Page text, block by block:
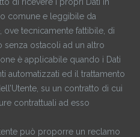
comune e leggibile da
ove tecnicamente fattibile, di
senza ostacoli ad un altro
è applicabile quando i Dati
automatizzati ed il trattamento
su un contratto di cui
contrattuali ad esso
può proporre un reclamo